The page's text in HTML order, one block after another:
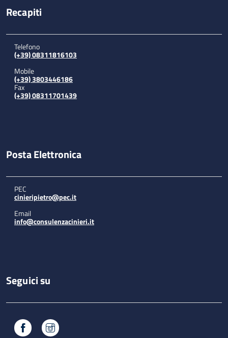
Recapiti
Telefono
(+39) 08311816103
Mobile
(+39) 3803446186
Fax
(+39) 08311701439
Posta Elettronica
PEC
cinieripietro@pec.it
Email
info@consulenzacinieri.it
Seguici su
Facebook